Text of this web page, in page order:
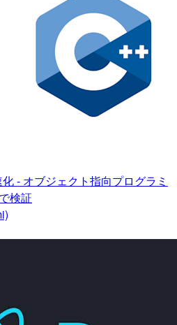
- オブジェクト指向プログラミ
検証